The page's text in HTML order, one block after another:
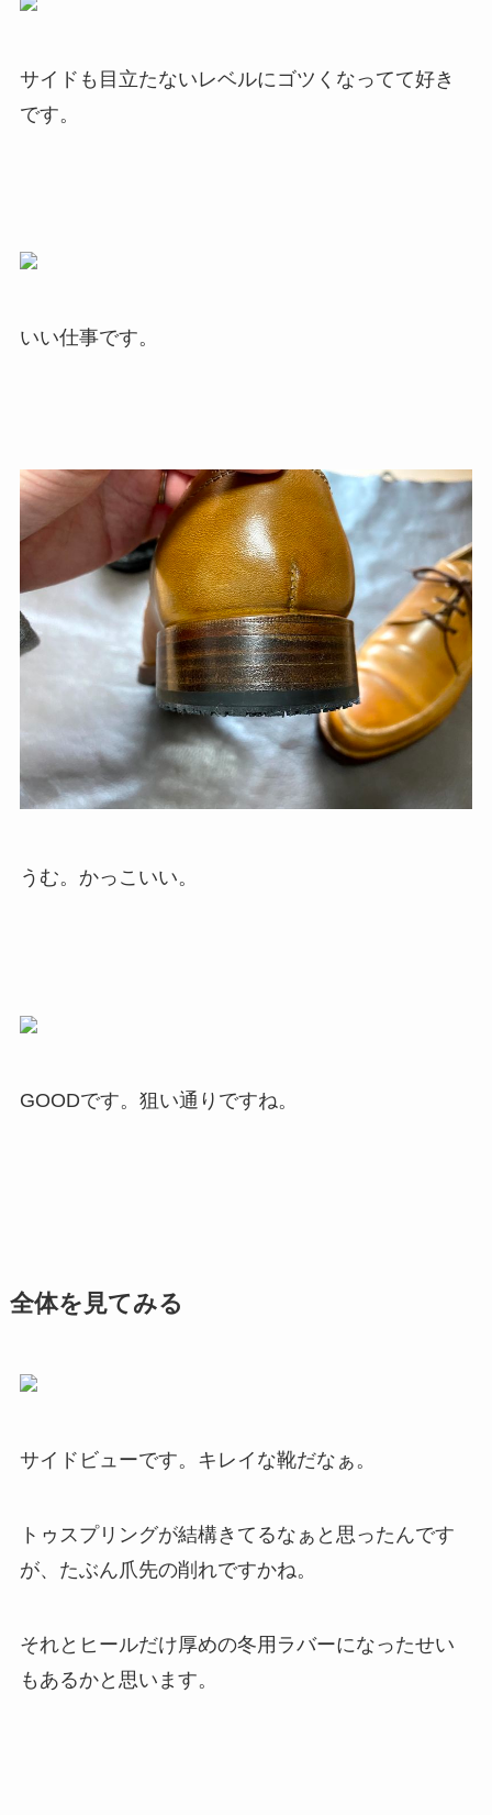
サイドも目立たないレベルにゴツくなってて好き
です。
いい仕事です。
うむ。かっこいい。
GOODです。狙い通りですね。
全体を見てみる
サイドビューです。キレイな靴だなぁ。
トゥスプリングが結構きてるなぁと思ったんです
が、たぶん爪先の削れですかね。
それとヒールだけ厚めの冬用ラバーになったせい
もあるかと思います。